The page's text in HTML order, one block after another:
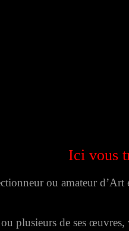
Ici vous
ou amateur
plusieurs de ses